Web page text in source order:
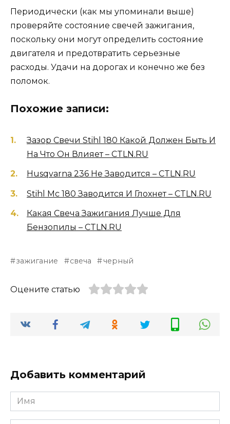
Периодически (как мы упоминали выше)
проверяйте состояние свечей зажигания,
поскольку они могут определить состояние
двигателя и предотвратить серьезные
расходы. Удачи на дорогах и конечно же без
поломок.
Похожие записи:
Зазор Свечи Stihl 180 Какой Должен Быть И
На Что Он Влияет – CTLN.RU
Husqvarna 236 Не Заводится – CTLN.RU
Stihl Мс 180 Заводится И Глохнет – CTLN.RU
Какая Свеча Зажигания Лучше Для
Бензопилы – CTLN.RU
зажигание свеча черный
Оцените статью
Добавить комментарий
Имя
*